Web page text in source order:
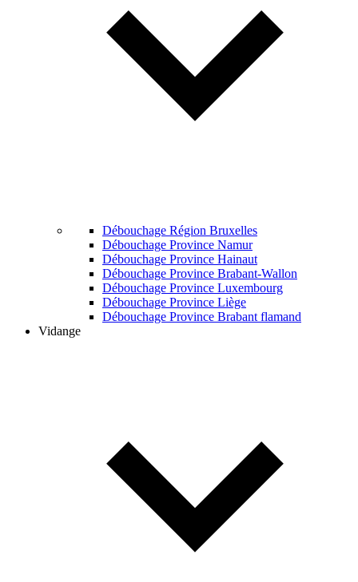
Débouchage Région Bruxelles
Débouchage Province Namur
Débouchage Province Hainaut
Débouchage Province Brabant-Wallon
Débouchage Province Luxembourg
Débouchage Province Liège
Débouchage Province Brabant flamand
Vidange